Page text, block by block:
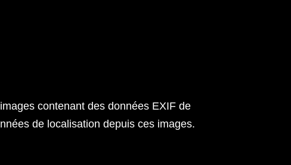
contenant des données EXIF de
de localisation depuis ces images.